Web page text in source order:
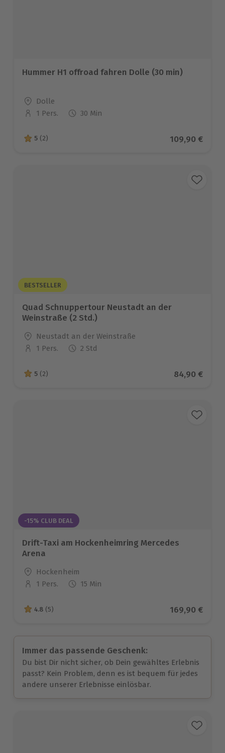
Hummer H1 offroad fahren Dolle (30 min)
Standort
Dolle
Anzahl der Teilnehmer
1 Pers. 30 Min
5 von 5 Sternen basierend auf 2 Bewertungen
5 (2) Aktueller
109,90 €
BESTSELLER
Quad Schnuppertour Neustadt an der
Weinstraße (2 Std.)
Standort
Neustadt an der Weinstraße
Anzahl der Teilnehmer
1 Pers. 2 Std
5 von 5 Sternen basierend auf 2 Bewertungen
5 (2) Aktueller
84,90 €
-15% CLUB DEAL
Drift-Taxi am Hockenheimring Mercedes
Arena
Standort
Hockenheim
Anzahl der Teilnehmer
1 Pers. 15 Min
4.8 von 5 Sternen basierend auf 5 Bewertungen
4.8 (5) Aktueller
169,90 €
Immer das passende Geschenk:
Du bist Dir nicht sicher, ob Dein gewähltes Erlebnis
passt? Kein Problem, denn es ist bequem für jedes
andere unserer Erlebnisse einlösbar.